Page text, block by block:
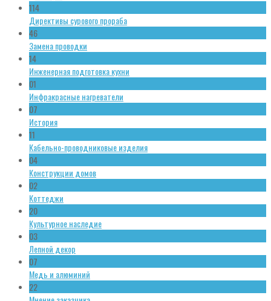
114
Директивы сурового прораба
46
Замена проводки
14
Инженерная подготовка кухни
01
Инфракрасные нагреватели
07
История
11
Кабельно-проводниковые изделия
04
Конструкции домов
02
Коттеджи
20
Культурное наследие
03
Лепной декор
07
Медь и алюминий
22